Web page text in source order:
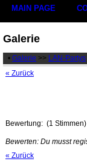
MAIN PAGE
Galerie
• Galerie >> LAN-Partys
« Zurück
Bewertung: (1 Stimmen)
Bewerten: Du musst
« Zurück